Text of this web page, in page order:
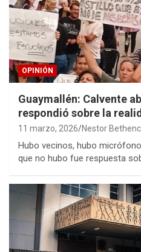
OPINIÓN
Guaymallén: Calvente
respondió sobre la
11 marzo, 2026 Nestor
Hubo vecinos, hubo
que no hubo fue respuesta